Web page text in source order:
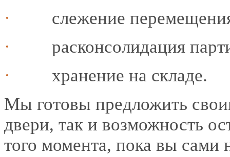
· слежение
· расконсолидация
· хранение на складе.
Мы готовы предложить
двери, так и возможность
того момента, пока вы сами